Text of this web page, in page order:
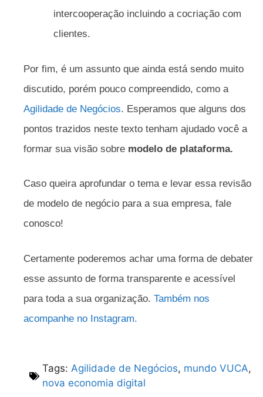
intercooperação incluindo a cocriação com
clientes.
Por fim, é um assunto que ainda está sendo muito
discutido, porém pouco compreendido, como a
Agilidade de Negócios. Esperamos que alguns dos
pontos trazidos neste texto tenham ajudado você a
formar sua visão sobre modelo de plataforma.
Caso queira aprofundar o tema e levar essa revisão
de modelo de negócio para a sua empresa, fale
conosco!
Certamente poderemos achar uma forma de debater
esse assunto de forma transparente e acessível
para toda a sua organização. Também nos
acompanhe no Instagram.
Tags: Agilidade de Negócios, mundo VUCA,
nova economia digital